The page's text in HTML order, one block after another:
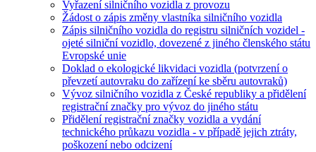
Vyřazení silničního vozidla z provozu
Žádost o zápis změny vlastníka silničního vozidla
Zápis silničního vozidla do registru silničních vozidel -
ojeté silniční vozidlo, dovezené z jiného členského státu
Evropské unie
Doklad o ekologické likvidaci vozidla (potvrzení o
převzetí autovraku do zařízení ke sběru autovraků)
Vývoz silničního vozidla z České republiky a přidělení
registrační značky pro vývoz do jiného státu
Přidělení registrační značky vozidla a vydání
technického průkazu vozidla - v případě jejich ztráty,
poškození nebo odcizení